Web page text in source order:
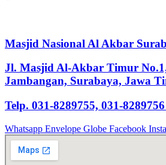
Masjid Nasional Al Akbar
Jl. Masjid Al-Akbar Timur No.1,
Jambangan, Surabaya, Jawa
Telp. 031-8289755, 031-
Whatsapp Envelope Globe Facebook